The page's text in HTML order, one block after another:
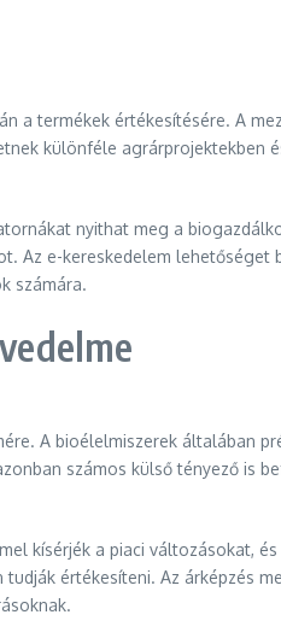
a termékek értékesítésére. A
különféle
nyithat meg a
Az e-kereskedelem
számára.
A bioélelmiszerek általában
számos külső tényező is
kísérjék a piaci változásokat,
értékesíteni. Az árképzés